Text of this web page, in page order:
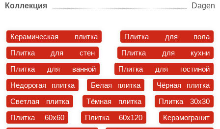
Коллекция
Dagen
Керамическая плитка
Плитка для пола
Плитка для стен
Плитка для кухни
Плитка для ванной
Плитка для гостиной
Недорогая плитка
Белая плитка
Чёрная плитка
Светлая плитка
Тёмная плитка
Плитка 30x30
Плитка 60x60
Плитка 60x120
Керамогранит